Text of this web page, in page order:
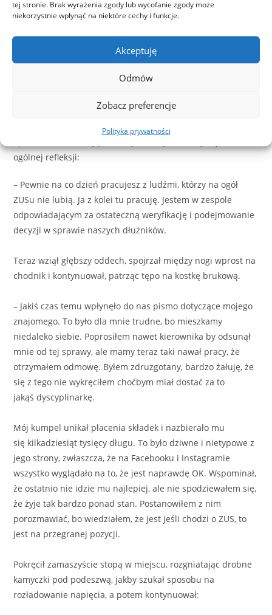
tej stronie. Brak wyrażenia zgody lub wycofanie zgody może
niekorzystnie wpłynąć na niektóre cechy i funkcje.
Akceptuję
Odmów
Zobacz preferencje
Polityka prywatności
zareagować na te wszystkie wydarzenia. Wychodzę jednak z
założenia, że wtedy najlepsza jest prawda. Dlatego wszystko
co mówiłem, było zgodne z tym, co wtedy czułem i
myślałem. Sądząc po jego postawie, lekkim uśmiechu
powracającym na jego zmęczony wyraz twarzy, postanowił
Siedział przez chwilę, w ciszy zbierając myśli, a ja czekałem
na rozwój wydarzeń. Chwilę później zebrał się w sobie i
ogólnej refleksji:
– Pewnie na co dzień pracujesz z ludźmi, którzy na ogół
ZUSu nie lubią. Ja z kolei tu pracuję. Jestem w zespole
odpowiadającym za ostateczną weryfikację i podejmowanie
decyzji w sprawie naszych dłużników.
Teraz wziął głębszy oddech, spojrzał między nogi wprost na
chodnik i kontynuował, patrząc tępo na kostkę brukową.
– Jakiś czas temu wpłynęło do nas pismo dotyczące mojego
znajomego. To było dla mnie trudne, bo mieszkamy
niedaleko siebie. Poprosiłem nawet kierownika by odsunął
mnie od tej sprawy, ale mamy teraz taki nawał pracy, że
otrzymałem odmowę. Byłem zdruzgotany, bardzo żałuję, że
się z tego nie wykręciłem choćbym miał dostać za to
jakąś dyscyplinarkę.
Mój kumpel unikał płacenia składek i nazbierało mu
się kilkadziesiąt tysięcy długu. To było dziwne i nietypowe z
jego strony, zwłaszcza, że na Facebooku i Instagramie
wszystko wyglądało na to, że jest naprawdę OK. Wspominał,
że ostatnio nie idzie mu najlepiej, ale nie spodziewałem się,
że żyje tak bardzo ponad stan. Postanowiłem z nim
porozmawiać, bo wiedziałem, że jest jeśli chodzi o ZUS, to
jest na przegranej pozycji.
Pokręcił zamaszyście stopą w miejscu, rozgniatając drobne
kamyczki pod podeszwą, jakby szukał sposobu na
rozładowanie napięcia, a potem kontynuował: